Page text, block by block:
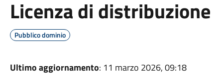
Licenza di distribuzione
Pubblico dominio
Ultimo aggiornamento: 11 marzo 2026, 09:18